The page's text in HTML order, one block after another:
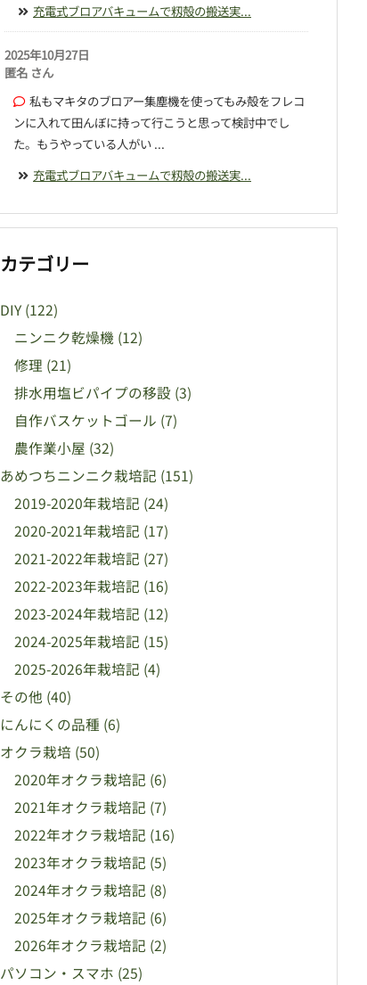
充電式ブロアバキュームで籾殻の搬送実...
2025年10月27日
匿名 さん
私もマキタのブロアー集塵機を使ってもみ殻をフレコ
ンに入れて田んぼに持って行こうと思って検討中でし
た。もうやっている人がい ...
充電式ブロアバキュームで籾殻の搬送実...
カテゴリー
DIY (122)
ニンニク乾燥機 (12)
修理 (21)
排水用塩ビパイプの移設 (3)
自作バスケットゴール (7)
農作業小屋 (32)
あめつちニンニク栽培記 (151)
2019-2020年栽培記 (24)
2020-2021年栽培記 (17)
2021-2022年栽培記 (27)
2022-2023年栽培記 (16)
2023-2024年栽培記 (12)
2024-2025年栽培記 (15)
2025-2026年栽培記 (4)
その他 (40)
にんにくの品種 (6)
オクラ栽培 (50)
2020年オクラ栽培記 (6)
2021年オクラ栽培記 (7)
2022年オクラ栽培記 (16)
2023年オクラ栽培記 (5)
2024年オクラ栽培記 (8)
2025年オクラ栽培記 (6)
2026年オクラ栽培記 (2)
パソコン・スマホ (25)